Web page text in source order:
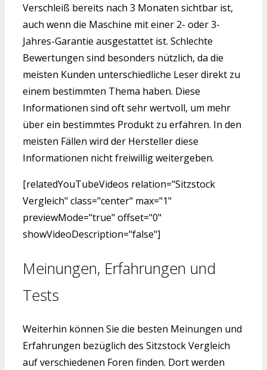
Verschleiß bereits nach 3 Monaten sichtbar ist,
auch wenn die Maschine mit einer 2- oder 3-
Jahres-Garantie ausgestattet ist. Schlechte
Bewertungen sind besonders nützlich, da die
meisten Kunden unterschiedliche Leser direkt zu
einem bestimmten Thema haben. Diese
Informationen sind oft sehr wertvoll, um mehr
über ein bestimmtes Produkt zu erfahren. In den
meisten Fällen wird der Hersteller diese
Informationen nicht freiwillig weitergeben.
[relatedYouTubeVideos relation="Sitzstock
Vergleich" class="center" max="1"
previewMode="true" offset="0"
showVideoDescription="false"]
Meinungen, Erfahrungen und
Tests
Weiterhin können Sie die besten Meinungen und
Erfahrungen bezüglich des Sitzstock Vergleich
auf verschiedenen Foren finden. Dort werden